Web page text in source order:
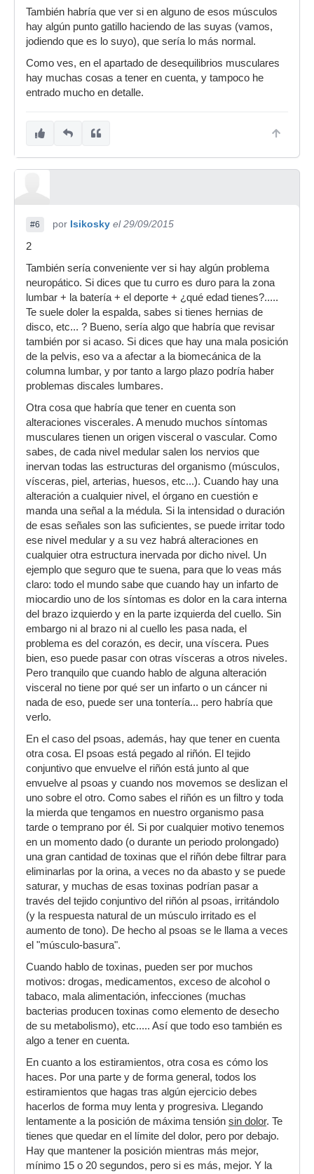
También habría que ver si en alguno de esos músculos
hay algún punto gatillo haciendo de las suyas (vamos,
jodiendo que es lo suyo), que sería lo más normal.
Como ves, en el apartado de desequilibrios musculares
hay muchas cosas a tener en cuenta, y tampoco he
entrado mucho en detalle.
#6 por Isikosky el 29/09/2015
2
También sería conveniente ver si hay algún problema
neuropático. Si dices que tu curro es duro para la zona
lumbar + la batería + el deporte + ¿qué edad tienes?.....
Te suele doler la espalda, sabes si tienes hernias de
disco, etc... ? Bueno, sería algo que habría que revisar
también por si acaso. Si dices que hay una mala posición
de la pelvis, eso va a afectar a la biomecánica de la
columna lumbar, y por tanto a largo plazo podría haber
problemas discales lumbares.
Otra cosa que habría que tener en cuenta son
alteraciones viscerales. A menudo muchos síntomas
musculares tienen un origen visceral o vascular. Como
sabes, de cada nivel medular salen los nervios que
inervan todas las estructuras del organismo (músculos,
vísceras, piel, arterias, huesos, etc...). Cuando hay una
alteración a cualquier nivel, el órgano en cuestión e
manda una señal a la médula. Si la intensidad o duración
de esas señales son las suficientes, se puede irritar todo
ese nivel medular y a su vez habrá alteraciones en
cualquier otra estructura inervada por dicho nivel. Un
ejemplo que seguro que te suena, para que lo veas más
claro: todo el mundo sabe que cuando hay un infarto de
miocardio uno de los síntomas es dolor en la cara interna
del brazo izquierdo y en la parte izquierda del cuello. Sin
embargo ni al brazo ni al cuello les pasa nada, el
problema es del corazón, es decir, una víscera. Pues
bien, eso puede pasar con otras vísceras a otros niveles.
Pero tranquilo que cuando hablo de alguna alteración
visceral no tiene por qué ser un infarto o un cáncer ni
nada de eso, puede ser una tontería... pero habría que
verlo.
En el caso del psoas, además, hay que tener en cuenta
otra cosa. El psoas está pegado al riñón. El tejido
conjuntivo que envuelve el riñón está junto al que
envuelve al psoas y cuando nos movemos se deslizan el
uno sobre el otro. Como sabes el riñón es un filtro y toda
la mierda que tengamos en nuestro organismo pasa
tarde o temprano por él. Si por cualquier motivo tenemos
en un momento dado (o durante un periodo prolongado)
una gran cantidad de toxinas que el riñón debe filtrar para
eliminarlas por la orina, a veces no da abasto y se puede
saturar, y muchas de esas toxinas podrían pasar a
través del tejido conjuntivo del riñón al psoas, irritándolo
(y la respuesta natural de un músculo irritado es el
aumento de tono). De hecho al psoas se le llama a veces
el "músculo-basura".
Cuando hablo de toxinas, pueden ser por muchos
motivos: drogas, medicamentos, exceso de alcohol o
tabaco, mala alimentación, infecciones (muchas
bacterias producen toxinas como elemento de desecho
de su metabolismo), etc..... Así que todo eso también es
algo a tener en cuenta.
En cuanto a los estiramientos, otra cosa es cómo los
haces. Por una parte y de forma general, todos los
estiramientos que hagas tras algún ejercicio debes
hacerlos de forma muy lenta y progresiva. Llegando
lentamente a la posición de máxima tensión sin dolor. Te
tienes que quedar en el límite del dolor, pero por debajo.
Hay que mantener la posición mientras más mejor,
mínimo 15 o 20 segundos, pero si es más, mejor. Y la